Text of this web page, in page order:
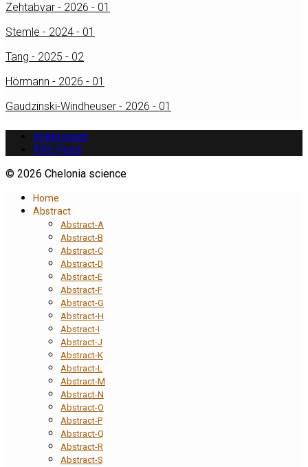
Zehtabvar - 2026 - 01
Stemle - 2024 - 01
Tang - 2025 - 02
Hörmann - 2026 - 01
Gaudzinski-Windheuser - 2026 - 01
Impressum
RSS Feed
© 2026 Chelonia science
Home
Abstract
Abstract-A
Abstract-B
Abstract-C
Abstract-D
Abstract-E
Abstract-F
Abstract-G
Abstract-H
Abstract-I
Abstract-J
Abstract-K
Abstract-L
Abstract-M
Abstract-N
Abstract-O
Abstract-P
Abstract-Q
Abstract-R
Abstract-S